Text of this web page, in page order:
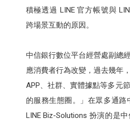
積極透過 LINE 官方帳號與
跨場景互動的原因。
中信銀行數位平台經營處副總
應消費者行為改變，過去幾年
APP、社群、實體據點等多元
的服務生態圈。」在眾多通路
LINE Biz-Solutions 扮演的是